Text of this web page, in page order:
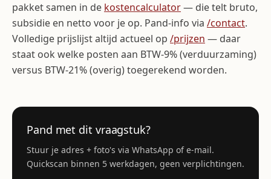
pakket samen in de kostencalculator— die telt bruto,
subsidie en netto voor je op. Pand-info via /contact.
Volledige prijslijst altijd actueel op /prijzen — daar
staat ook welke posten aan BTW-9% (verduurzaming)
versus BTW-21% (overig) toegerekend worden.
Pand met dit vraagstuk?
Stuur je adres + foto's via WhatsApp of e-mail.
Quickscan binnen 5 werkdagen, geen verplichtingen.